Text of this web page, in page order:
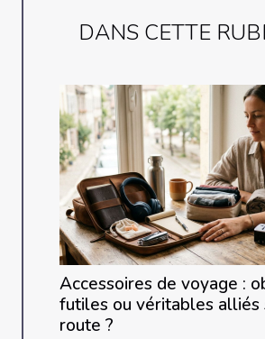
DANS CETTE
Accessoires de voyage :
futiles ou véritables alliés
route ?